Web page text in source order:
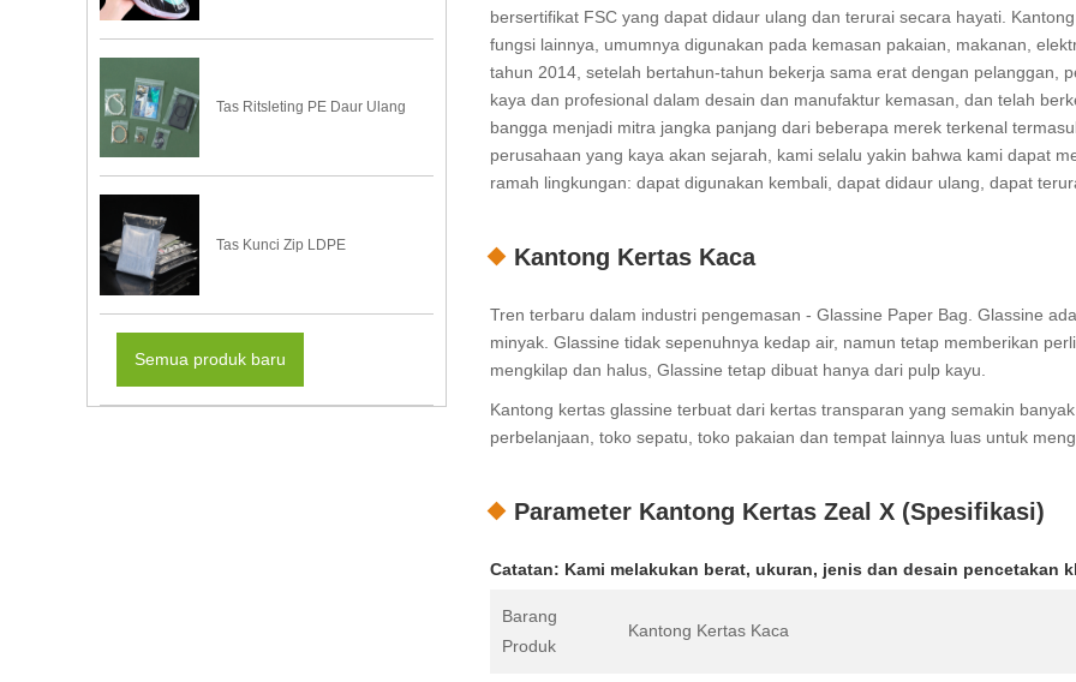
Tas Ritsleting PE Daur Ulang
Tas Kunci Zip LDPE
Semua produk baru
bersertifikat FSC yang dapat didaur ulang dan terurai secara hayati.
fungsi lainnya, umumnya digunakan pada kemasan pakaian, makanan,
tahun 2014, setelah bertahun-tahun bekerja sama erat dengan pelanggan,
kaya dan profesional dalam desain dan manufaktur kemasan, dan telah
bangga menjadi mitra jangka panjang dari beberapa merek terkenal
perusahaan yang kaya akan sejarah, kami selalu yakin bahwa kami dapat
ramah lingkungan: dapat digunakan kembali, dapat didaur ulang, dapat
Kantong Kertas Kaca
Tren terbaru dalam industri pengemasan - Glassine Paper Bag. Glassine
minyak. Glassine tidak sepenuhnya kedap air, namun tetap memberikan
mengkilap dan halus, Glassine tetap dibuat hanya dari pulp kayu.
Kantong kertas glassine terbuat dari kertas transparan yang semakin
perbelanjaan, toko sepatu, toko pakaian dan tempat lainnya luas untuk
Parameter Kantong Kertas Zeal X (Spesifikasi)
Catatan: Kami melakukan berat, ukuran, jenis dan desain pencetakan
Barang
Produk
Kantong Kertas Kaca